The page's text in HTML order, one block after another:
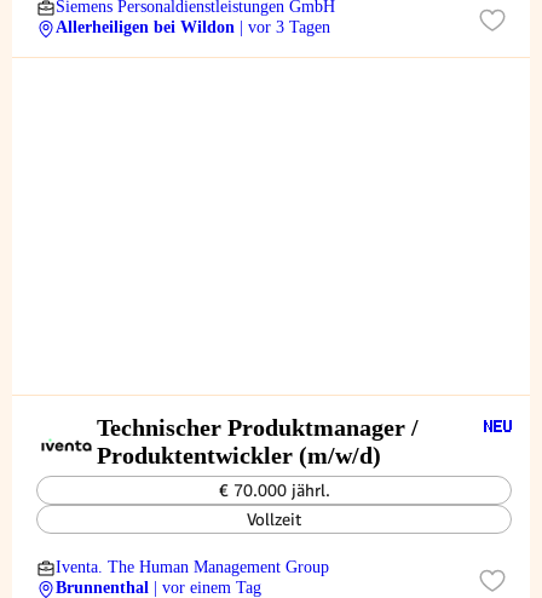
Siemens Personaldienstleistungen GmbH
Allerheiligen bei Wildon
| vor 3 Tagen
Technischer Produktmanager /
Produktentwickler (m/w/d)
€ 70.000 jährl.
Vollzeit
Iventa. The Human Management Group
Brunnenthal
| vor einem Tag